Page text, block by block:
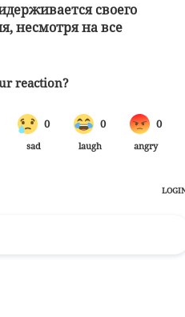
своего
несмотря на все